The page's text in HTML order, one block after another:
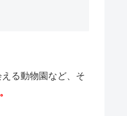
る動物園など、そ